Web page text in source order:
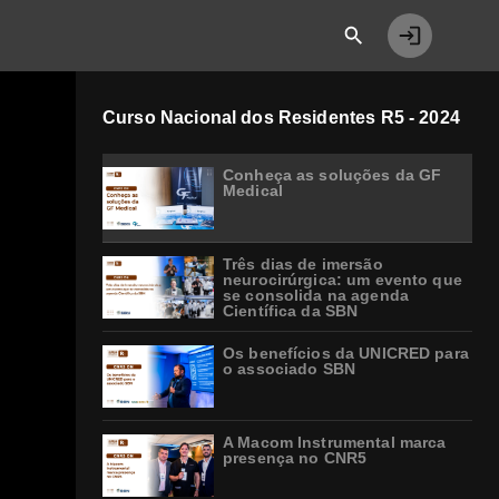
Curso Nacional dos Residentes R5 - 2024
Conheça as soluções da GF
Medical
Três dias de imersão
neurocirúrgica: um evento que
se consolida na agenda
Científica da SBN
Os benefícios da UNICRED para
o associado SBN
A Macom Instrumental marca
presença no CNR5